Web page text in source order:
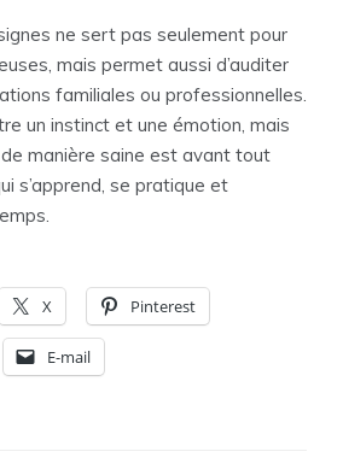
ne sert pas seulement pour
mais permet aussi d’auditer
familiales ou professionnelles.
un instinct et une émotion, mais
manière saine est avant tout
s’apprend, se pratique et
X Pinterest
E-mail